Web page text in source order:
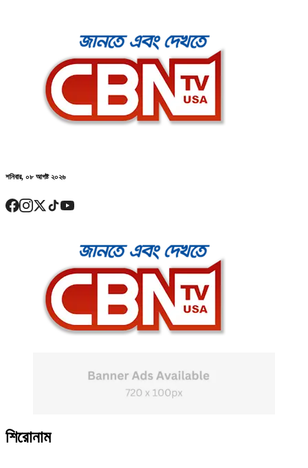
শনিবার, ০৮ আগষ্ট ২০২৬
শিরোনাম